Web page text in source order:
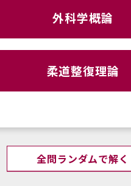
外科学概論
柔道整復理論
全問ランダムで解く